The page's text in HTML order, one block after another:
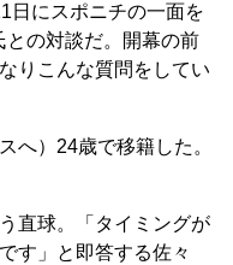
日にスポニチの一面を
の対談だ。開幕の前
りこんな質問をしてい
へ）24歳で移籍した。
直球。「タイミングが
す」と即答する佐々